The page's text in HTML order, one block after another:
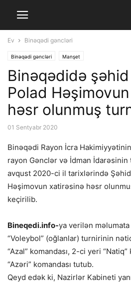
Ev Binəqədi gəncləri
Binəqədi gəncləri Manşet
Binəqədidə
Polad
həsr olunmuş
01 Sentyabr 2020
Binəqədi Rayon İcra
rayon Gənclər və İdman İdarəsinin
avqust 2020-ci il tarixlərində
Həşimovun xatirəsinə həsr
keçirilib.
Bineqedi.info-ya verilən
“Voleybol” (oğlanlar) turnirinin
“Azal” komandası, 2-ci yeri
“Azəri” komandası tutub.
Qeyd edək ki, Nazirlər Kabineti